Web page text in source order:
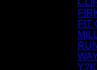
FIT